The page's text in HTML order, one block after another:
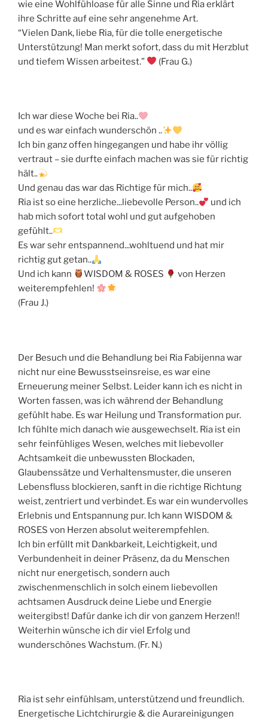
wie eine Wohlfühloase für alle Sinne und Ria erklärt
ihre Schritte auf eine sehr angenehme Art.
“Vielen Dank, liebe Ria, für die tolle energetische
Unterstützung! Man merkt sofort, dass du mit Herzblut
und tiefem Wissen arbeitest.”
(Frau G.)
Ich war diese Woche bei Ria..
und es war einfach wunderschön ..
Ich bin ganz offen hingegangen und habe ihr völlig
vertraut – sie durfte einfach machen was sie für richtig
hält..
Und genau das war das Richtige für mich..
Ria ist so eine herzliche...liebevolle Person..
und ich
hab mich sofort total wohl und gut aufgehoben
gefühlt..
Es war sehr entspannend...wohltuend und hat mir
richtig gut getan..
Und ich kann
WISDOM & ROSES
von Herzen
weiterempfehlen!
(Frau J.)
Der Besuch und die Behandlung bei Ria Fabijenna war
nicht nur eine Bewusstseinsreise, es war eine
Erneuerung meiner Selbst. Leider kann ich es nicht in
Worten fassen, was ich während der Behandlung
gefühlt habe. Es war Heilung und Transformation pur.
Ich fühlte mich danach wie ausgewechselt. Ria ist ein
sehr feinfühliges Wesen, welches mit liebevoller
Achtsamkeit die unbewussten Blockaden,
Glaubenssätze und Verhaltensmuster, die unseren
Lebensfluss blockieren, sanft in die richtige Richtung
weist, zentriert und verbindet. Es war ein wundervolles
Erlebnis und Entspannung pur. Ich kann WISDOM &
ROSES von Herzen absolut weiterempfehlen.
Ich bin erfüllt mit Dankbarkeit, Leichtigkeit, und
Verbundenheit in deiner Präsenz, da du Menschen
nicht nur energetisch, sondern auch
zwischenmenschlich in solch einem liebevollen
achtsamen Ausdruck deine Liebe und Energie
weitergibst! Dafür danke ich dir von ganzem Herzen!!
Weiterhin wünsche ich dir viel Erfolg und
wunderschönes Wachstum. (Fr. N.)
Ria ist sehr einfühlsam, unterstützend und freundlich.
Energetische Lichtchirurgie & die Aurareinigungen